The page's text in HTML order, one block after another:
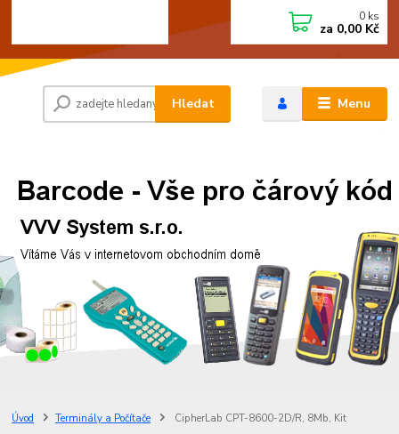
Menu
Hledat
0 ks
za 0,00 Kč
Úvod Terminály a Počítače CipherLab CPT-8600-2D/R, 8Mb, Kit